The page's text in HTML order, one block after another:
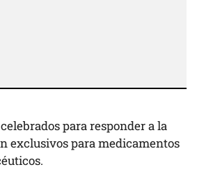
para responder a la
exclusivos para medicamentos